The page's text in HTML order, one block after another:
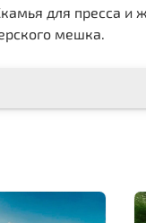
для пресса и
мешка.